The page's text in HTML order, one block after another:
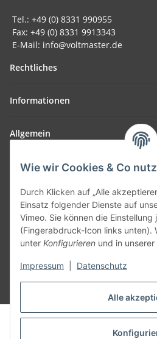
Alle
Wie wir Cookies & Co
Durch Klicken auf „Alle
Einsatz folgender Dienste auf
Vimeo. Sie können die
(Fingerabdruck-Icon links unten).
unter Konfigurieren und in unserer
Impressum Datenschutz
Tel.: +49 (0) 8331 990955
Fax: +49 (0) 8331 9913343
E-Mail: info@voltmaster.de
Rechtliches
Informationen
Allgemein
Teil unseres Netzwerks:
Vertrag
©
Powered byJTL-